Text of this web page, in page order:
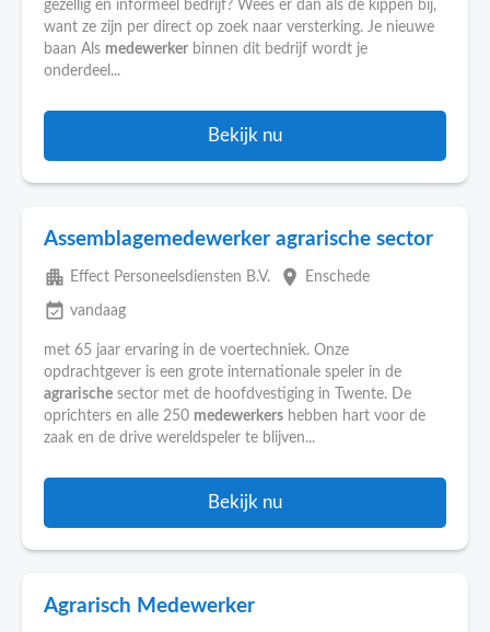
gezellig en informeel bedrijf? Wees er dan als de kippen bij,
want ze zijn per direct op zoek naar versterking. Je nieuwe
baan Als medewerker binnen dit bedrijf wordt je
onderdeel...
Bekijk nu
Assemblagemedewerker agrarische sector
apartment Effect Personeelsdiensten B.V. place Enschede
event_available vandaag
met 65 jaar ervaring in de voertechniek. Onze
opdrachtgever is een grote internationale speler in de
agrarische sector met de hoofdvestiging in Twente. De
oprichters en alle 250 medewerkers hebben hart voor de
zaak en de drive wereldspeler te blijven...
Bekijk nu
Agrarisch Medewerker